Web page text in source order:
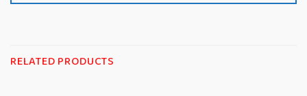
RELATED PRODUCTS